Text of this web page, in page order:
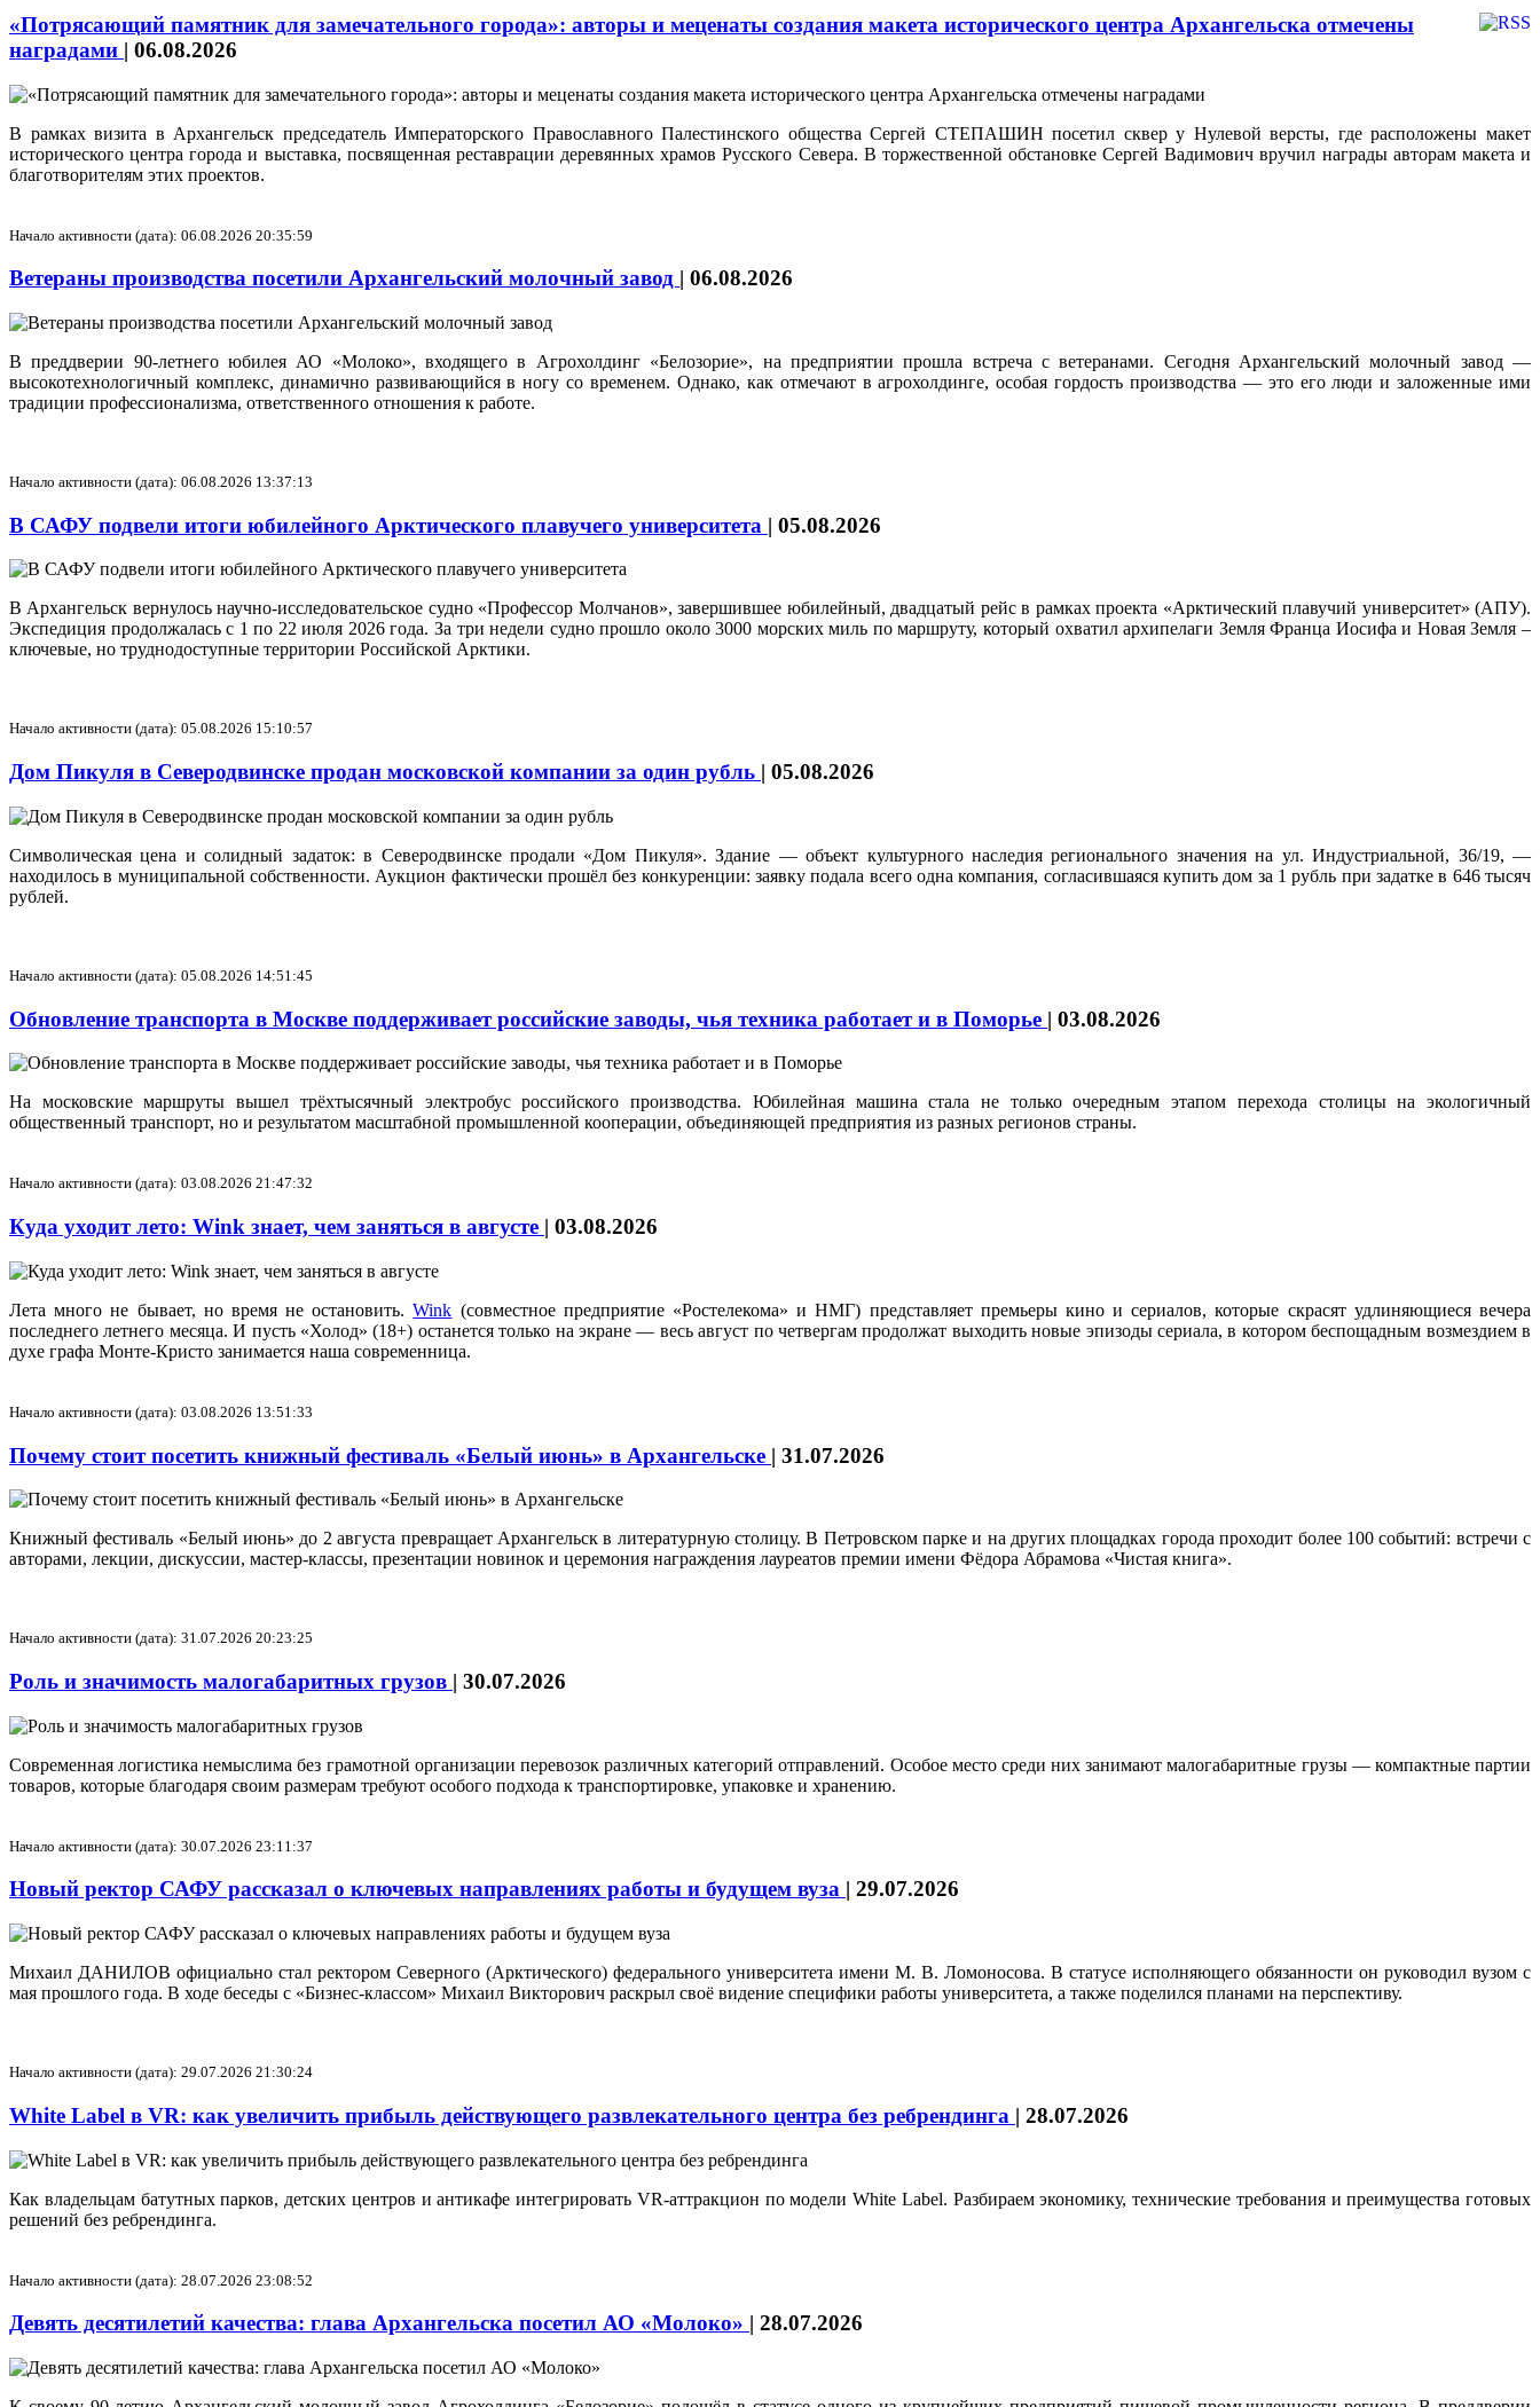
«Потрясающий памятник для замечательного города»: авторы и меценаты создания макета исторического центра Архангельска отмечены
наградами | 06.08.2026
В рамках визита в Архангельск председатель Императорского Православного Палестинского общества Сергей СТЕПАШИН посетил сквер у Нулевой версты, где расположены макет
исторического центра города и выставка, посвященная реставрации деревянных храмов Русского Севера. В торжественной обстановке Сергей Вадимович вручил награды авторам макета и
благотворителям этих проектов.
Начало активности (дата): 06.08.2026 20:35:59
Ветераны производства посетили Архангельский молочный завод | 06.08.2026
В преддверии 90-летнего юбилея АО «Молоко», входящего в Агрохолдинг «Белозорие», на предприятии прошла встреча с ветеранами. Сегодня Архангельский молочный завод —
высокотехнологичный комплекс, динамично развивающийся в ногу со временем. Однако, как отмечают в агрохолдинге, особая гордость производства — это его люди и заложенные ими
традиции профессионализма, ответственного отношения к работе.
Начало активности (дата): 06.08.2026 13:37:13
В САФУ подвели итоги юбилейного Арктического плавучего университета | 05.08.2026
В Архангельск вернулось научно-исследовательское судно «Профессор Молчанов», завершившее юбилейный, двадцатый рейс в рамках проекта «Арктический плавучий университет» (АПУ).
Экспедиция продолжалась с 1 по 22 июля 2026 года. За три недели судно прошло около 3000 морских миль по маршруту, который охватил архипелаги Земля Франца Иосифа и Новая Земля –
ключевые, но труднодоступные территории Российской Арктики.
Начало активности (дата): 05.08.2026 15:10:57
Дом Пикуля в Северодвинске продан московской компании за один рубль | 05.08.2026
Символическая цена и солидный задаток: в Северодвинске продали «Дом Пикуля». Здание — объект культурного наследия регионального значения на ул. Индустриальной, 36/19, —
находилось в муниципальной собственности. Аукцион фактически прошёл без конкуренции: заявку подала всего одна компания, согласившаяся купить дом за 1 рубль при задатке в 646 тысяч
рублей.
Начало активности (дата): 05.08.2026 14:51:45
Обновление транспорта в Москве поддерживает российские заводы, чья техника работает и в Поморье | 03.08.2026
На московские маршруты вышел трёхтысячный электробус российского производства. Юбилейная машина стала не только очередным этапом перехода столицы на экологичный
общественный транспорт, но и результатом масштабной промышленной кооперации, объединяющей предприятия из разных регионов страны.
Начало активности (дата): 03.08.2026 21:47:32
Куда уходит лето: Wink знает, чем заняться в августе | 03.08.2026
Лета много не бывает, но время не остановить.Wink (совместное предприятие «Ростелекома» и НМГ) представляет премьеры кино и сериалов, которые скрасят удлиняющиеся вечера
последнего летнего месяца. И пусть «Холод» (18+) останется только на экране — весь август по четвергам продолжат выходить новые эпизоды сериала, в котором беспощадным возмездием в
духе графа Монте-Кристо занимается наша современница.
Начало активности (дата): 03.08.2026 13:51:33
Почему стоит посетить книжный фестиваль «Белый июнь» в Архангельске | 31.07.2026
Книжный фестиваль «Белый июнь» до 2 августа превращает Архангельск в литературную столицу. В Петровском парке и на других площадках города проходит более 100 событий: встречи с
авторами, лекции, дискуссии, мастер‑классы, презентации новинок и церемония награждения лауреатов премии имени Фёдора Абрамова «Чистая книга».
Начало активности (дата): 31.07.2026 20:23:25
Роль и значимость малогабаритных грузов | 30.07.2026
Современная логистика немыслима без грамотной организации перевозок различных категорий отправлений. Особое место среди них занимают малогабаритные грузы — компактные партии
товаров, которые благодаря своим размерам требуют особого подхода к транспортировке, упаковке и хранению.
Начало активности (дата): 30.07.2026 23:11:37
Новый ректор САФУ рассказал о ключевых направлениях работы и будущем вуза | 29.07.2026
Михаил ДАНИЛОВ официально стал ректором Северного (Арктического) федерального университета имени М. В. Ломоносова. В статусе исполняющего обязанности он руководил вузом с
мая прошлого года. В ходе беседы с «Бизнес-классом» Михаил Викторович раскрыл своё видение специфики работы университета, а также поделился планами на перспективу.
Начало активности (дата): 29.07.2026 21:30:24
White Label в VR: как увеличить прибыль действующего развлекательного центра без ребрендинга | 28.07.2026
Как владельцам батутных парков, детских центров и антикафе интегрировать VR-аттракцион по модели White Label. Разбираем экономику, технические требования и преимущества готовых
решений без ребрендинга.
Начало активности (дата): 28.07.2026 23:08:52
Девять десятилетий качества: глава Архангельска посетил АО «Молоко» | 28.07.2026